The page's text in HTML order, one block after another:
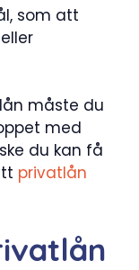
som att
måste du
med
du kan få
privatlån